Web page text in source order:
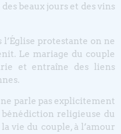
beaux jours et des vins
l’Église protestante on ne
Le mariage du couple
et entraîne des liens
parle pas explicitement
religieuse du
vie du couple, à l’amour